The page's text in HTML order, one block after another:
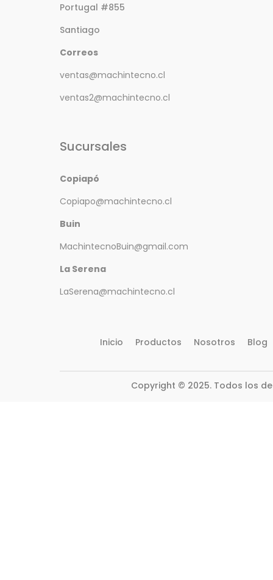
Portugal #855
Santiago
Correos
ventas@machintecno.cl
ventas2@machintecno.cl
Sucursales
Copiapó
Copiapo@machintecno.cl
Buin
MachintecnoBuin@gmail.com
La Serena
LaSerena@machintecno.cl
Inicio Productos Nosotros Blog
Copyright © 2025. Todos los